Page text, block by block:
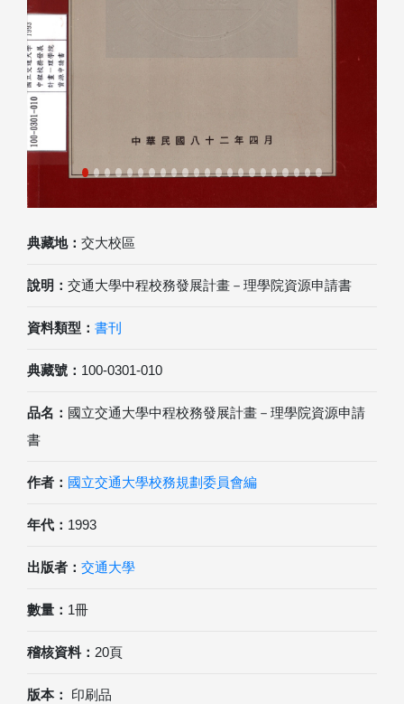
典藏地： 交大校區
說明： 交通大學中程校務發展計畫－理學院資源申請書
資料類型： 書刊
典藏號： 100-0301-010
品名： 國立交通大學中程校務發展計畫－理學院資源申請
書
作者： 國立交通大學校務規劃委員會編
年代： 1993
出版者： 交通大學
數量： 1冊
稽核資料： 20頁
版本： 印刷品